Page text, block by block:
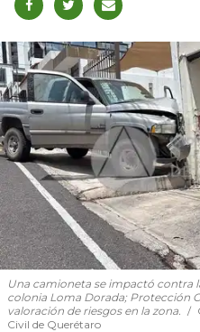
Una camioneta se impactó contra
colonia Loma Dorada; Protección
valoración de riesgos en la zona.
Civil de Querétaro